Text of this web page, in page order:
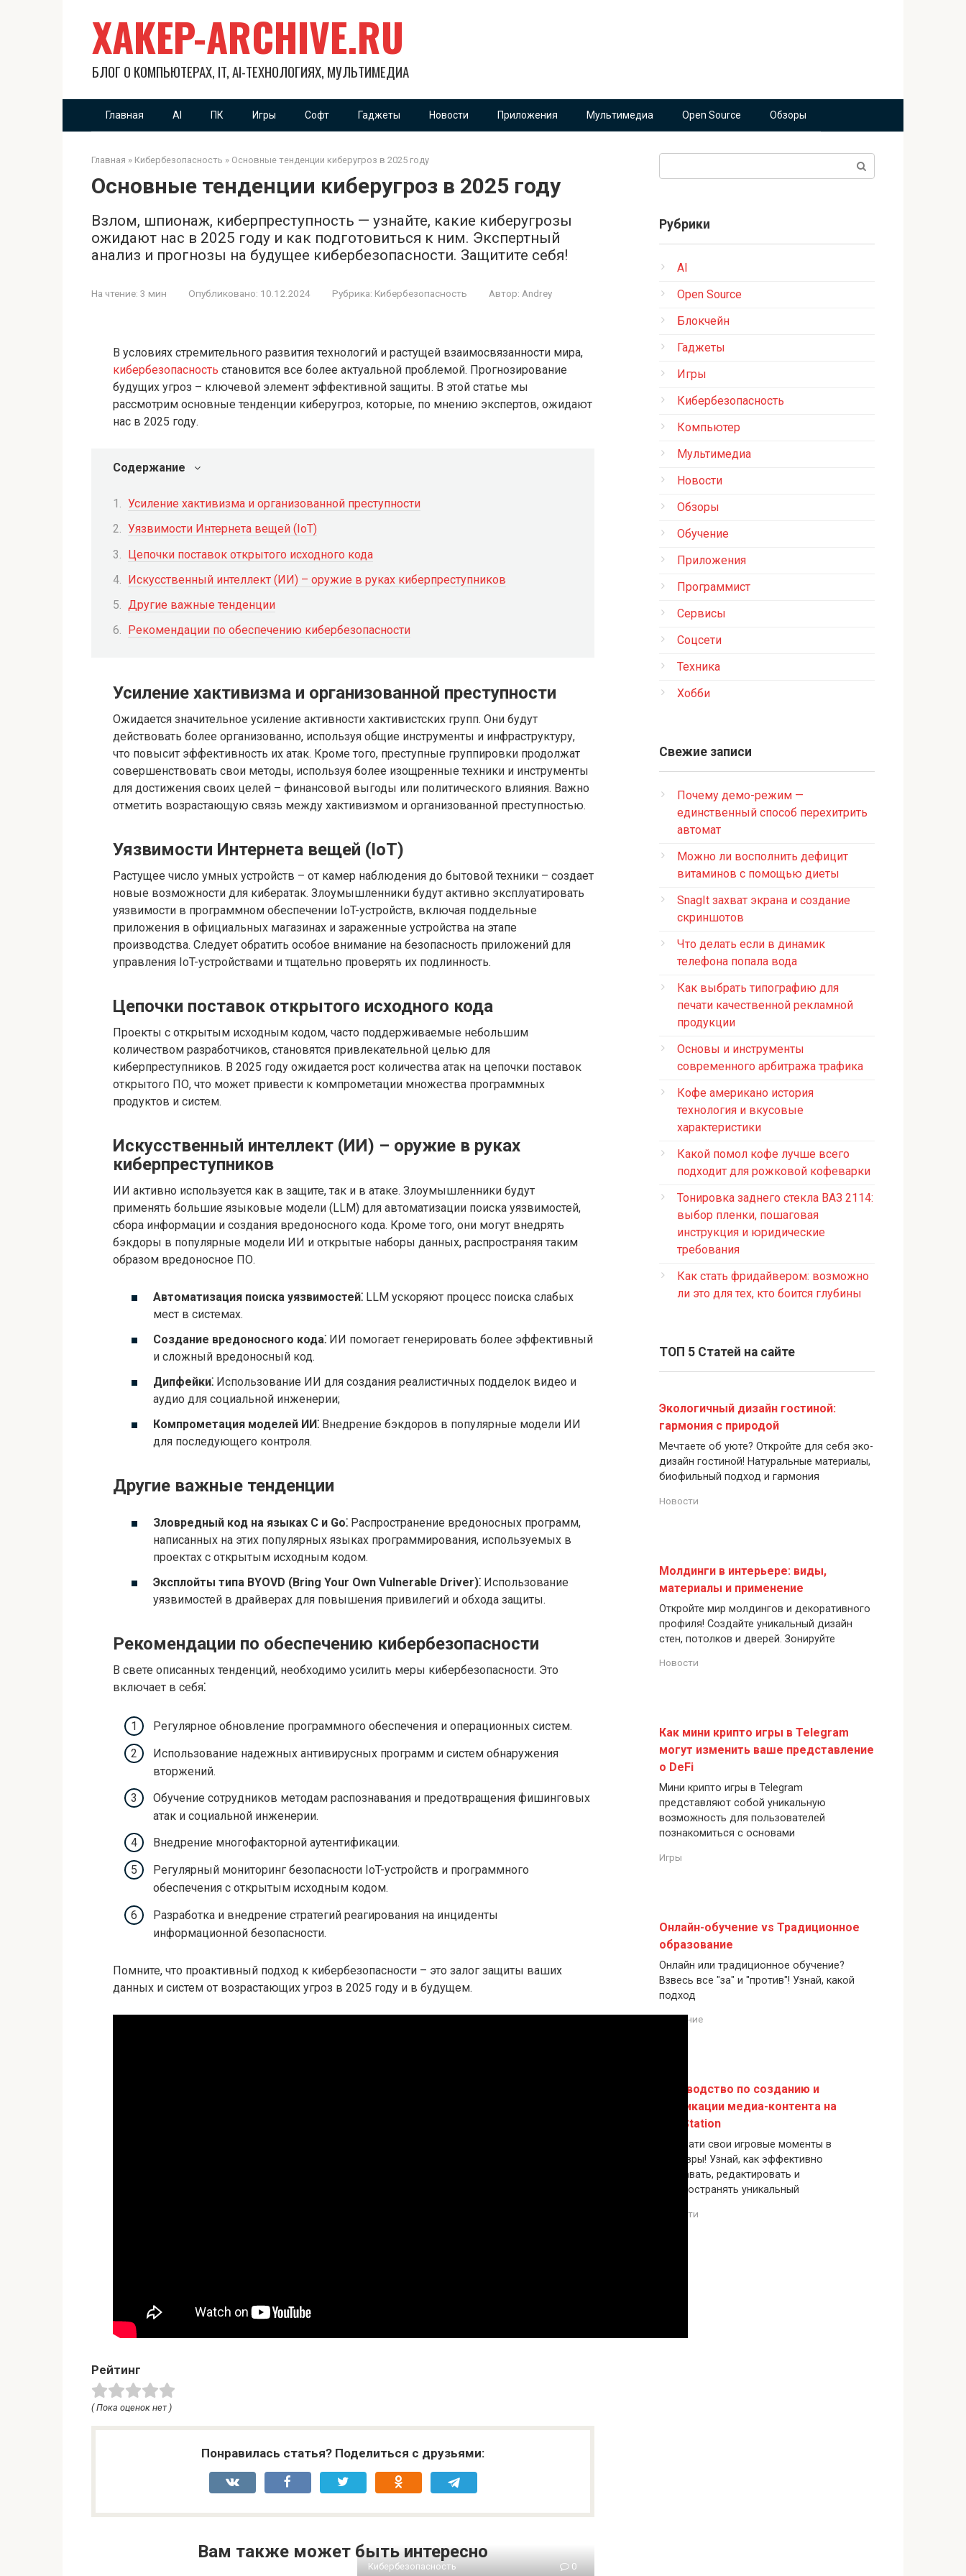
XAKEP-ARCHIVE.RU
БЛОГ О КОМПЬЮТЕРАХ, IT, AI-ТЕХНОЛОГИЯХ, МУЛЬТИМЕДИА
Главная AI ПК Игры Софт Гаджеты Новости Приложения Мультимедиа Open Source Обзоры
Главная » Кибербезопасность » Основные тенденции киберугроз в 2025 году
Основные тенденции киберугроз в 2025 году
Взлом, шпионаж, киберпреступность — узнайте, какие киберугрозы
ожидают нас в 2025 году и как подготовиться к ним. Экспертный
анализ и прогнозы на будущее кибербезопасности. Защитите себя!
На чтение: 3 мин Опубликовано: 10.12.2024 Рубрика: Кибербезопасность Автор: Andrey
В условиях стремительного развития технологий и растущей взаимосвязанности мира,
кибербезопасность становится все более актуальной проблемой. Прогнозирование
будущих угроз – ключевой элемент эффективной защиты. В этой статье мы
рассмотрим основные тенденции киберугроз, которые, по мнению экспертов, ожидают
нас в 2025 году.
Содержание
Усиление хактивизма и организованной преступности
Уязвимости Интернета вещей (IoT)
Цепочки поставок открытого исходного кода
Искусственный интеллект (ИИ) – оружие в руках киберпреступников
Другие важные тенденции
Рекомендации по обеспечению кибербезопасности
Усиление хактивизма и организованной преступности
Ожидается значительное усиление активности хактивистских групп. Они будут
действовать более организованно, используя общие инструменты и инфраструктуру,
что повысит эффективность их атак. Кроме того, преступные группировки продолжат
совершенствовать свои методы, используя более изощренные техники и инструменты
для достижения своих целей – финансовой выгоды или политического влияния. Важно
отметить возрастающую связь между хактивизмом и организованной преступностью.
Уязвимости Интернета вещей (IoT)
Растущее число умных устройств – от камер наблюдения до бытовой техники – создает
новые возможности для кибератак. Злоумышленники будут активно эксплуатировать
уязвимости в программном обеспечении IoT-устройств, включая поддельные
приложения в официальных магазинах и зараженные устройства на этапе
производства. Следует обратить особое внимание на безопасность приложений для
управления IoT-устройствами и тщательно проверять их подлинность.
Цепочки поставок открытого исходного кода
Проекты с открытым исходным кодом, часто поддерживаемые небольшим
количеством разработчиков, становятся привлекательной целью для
киберпреступников. В 2025 году ожидается рост количества атак на цепочки поставок
открытого ПО, что может привести к компрометации множества программных
продуктов и систем.
Искусственный интеллект (ИИ) – оружие в руках
киберпреступников
ИИ активно используется как в защите, так и в атаке. Злоумышленники будут
применять большие языковые модели (LLM) для автоматизации поиска уязвимостей,
сбора информации и создания вредоносного кода. Кроме того, они могут внедрять
бэкдоры в популярные модели ИИ и открытые наборы данных, распространяя таким
образом вредоносное ПО.
Автоматизация поиска уязвимостей⁚ LLM ускоряют процесс поиска слабых
мест в системах.
Создание вредоносного кода⁚ ИИ помогает генерировать более эффективный
и сложный вредоносный код.
Дипфейки⁚ Использование ИИ для создания реалистичных подделок видео и
аудио для социальной инженерии;
Компрометация моделей ИИ⁚ Внедрение бэкдоров в популярные модели ИИ
для последующего контроля.
Другие важные тенденции
Зловредный код на языках C и Go⁚ Распространение вредоносных программ,
написанных на этих популярных языках программирования, используемых в
проектах с открытым исходным кодом.
Эксплойты типа BYOVD (Bring Your Own Vulnerable Driver)⁚ Использование
уязвимостей в драйверах для повышения привилегий и обхода защиты.
Рекомендации по обеспечению кибербезопасности
В свете описанных тенденций, необходимо усилить меры кибербезопасности. Это
включает в себя⁚
Регулярное обновление программного обеспечения и операционных систем.
Использование надежных антивирусных программ и систем обнаружения
вторжений.
Обучение сотрудников методам распознавания и предотвращения фишинговых
атак и социальной инженерии.
Внедрение многофакторной аутентификации.
Регулярный мониторинг безопасности IoT-устройств и программного
обеспечения с открытым исходным кодом.
Разработка и внедрение стратегий реагирования на инциденты
информационной безопасности.
Помните, что проактивный подход к кибербезопасности – это залог защиты ваших
данных и систем от возрастающих угроз в 2025 году и в будущем.
Рейтинг
( Пока оценок нет )
Понравилась статья? Поделиться с друзьями:
Вам также может быть интересно
Кибербезопасность 0
Рубрики
AI
Open Source
Блокчейн
Гаджеты
Игры
Кибербезопасность
Компьютер
Мультимедиа
Новости
Обзоры
Обучение
Приложения
Программист
Сервисы
Соцсети
Техника
Хобби
Свежие записи
Почему демо-режим —
единственный способ перехитрить
автомат
Можно ли восполнить дефицит
витаминов с помощью диеты
SnagIt захват экрана и создание
скриншотов
Что делать если в динамик
телефона попала вода
Как выбрать типографию для
печати качественной рекламной
продукции
Основы и инструменты
современного арбитража трафика
Кофе американо история
технология и вкусовые
характеристики
Какой помол кофе лучше всего
подходит для рожковой кофеварки
Тонировка заднего стекла ВАЗ 2114:
выбор пленки, пошаговая
инструкция и юридические
требования
Как стать фридайвером: возможно
ли это для тех, кто боится глубины
ТОП 5 Статей на сайте
Экологичный дизайн гостиной:
гармония с природой
Мечтаете об уюте? Откройте для себя эко-
дизайн гостиной! Натуральные материалы,
биофильный подход и гармония
Новости
Молдинги в интерьере: виды,
материалы и применение
Откройте мир молдингов и декоративного
профиля! Создайте уникальный дизайн
стен, потолков и дверей. Зонируйте
Новости
Как мини крипто игры в Telegram
могут изменить ваше представление
о DeFi
Мини крипто игры в Telegram
представляют собой уникальную
возможность для пользователей
познакомиться с основами
Игры
Онлайн-обучение vs Традиционное
образование
Онлайн или традиционное обучение?
Взвесь все "за" и "против"! Узнай, какой
подход
Обучение
Руководство по созданию и
публикации медиа-контента на
PlayStation
Преврати свои игровые моменты в
шедевры! Узнай, как эффективно
создавать, редактировать и
распространять уникальный
Новости